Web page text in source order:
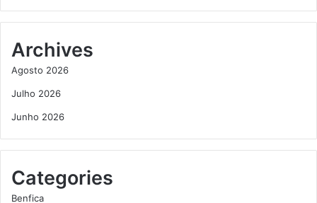
Archives
Agosto 2026
Julho 2026
Junho 2026
Categories
Benfica